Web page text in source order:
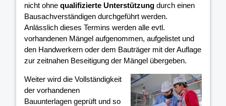
nicht ohne qualifizierte Unterstützung durch einen
Bausachverständigen durchgeführt werden.
Anlässlich dieses Termins werden alle evtl.
vorhandenen Mängel aufgenommen, aufgelistet und
den Handwerkern oder dem Bauträger mit der Auflage
zur zeitnahen Beseitigung der Mängel übergeben.
Weiter wird die Vollständigkeit
der vorhandenen
Bauunterlagen geprüft und so